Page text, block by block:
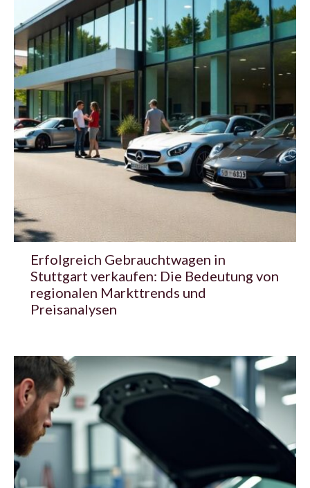
Erfolgreich Gebrauchtwagen in
Stuttgart verkaufen: Die Bedeutung von
regionalen Markttrends und
Preisanalysen